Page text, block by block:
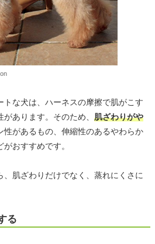
な犬は、ハーネスの摩擦で肌がこす
あります。そのため、 肌ざわりがや
性があるもの、伸縮性のあるやわらか
おすすめです。
肌ざわりだけでなく、蒸れにくさに
る